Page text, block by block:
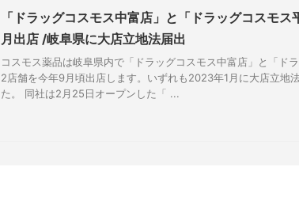
「ドラッグコスモス中富店」と「ドラッグコスモ
月出店 /岐阜県に大店立地法届出
コスモス薬品は岐阜県内で「ドラッグコスモス中富店」と「ド
2店舗を今年9月頃出店します。いずれも2023年1月に大店立地
た。 同社は2月25日オープンした「 ...